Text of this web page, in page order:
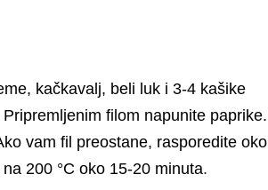
kačkavalj, beli luk i 3-4 kašike
filom napunite paprike.
vam fil preostane, rasporedite oko
200 °C oko 15-20 minuta.